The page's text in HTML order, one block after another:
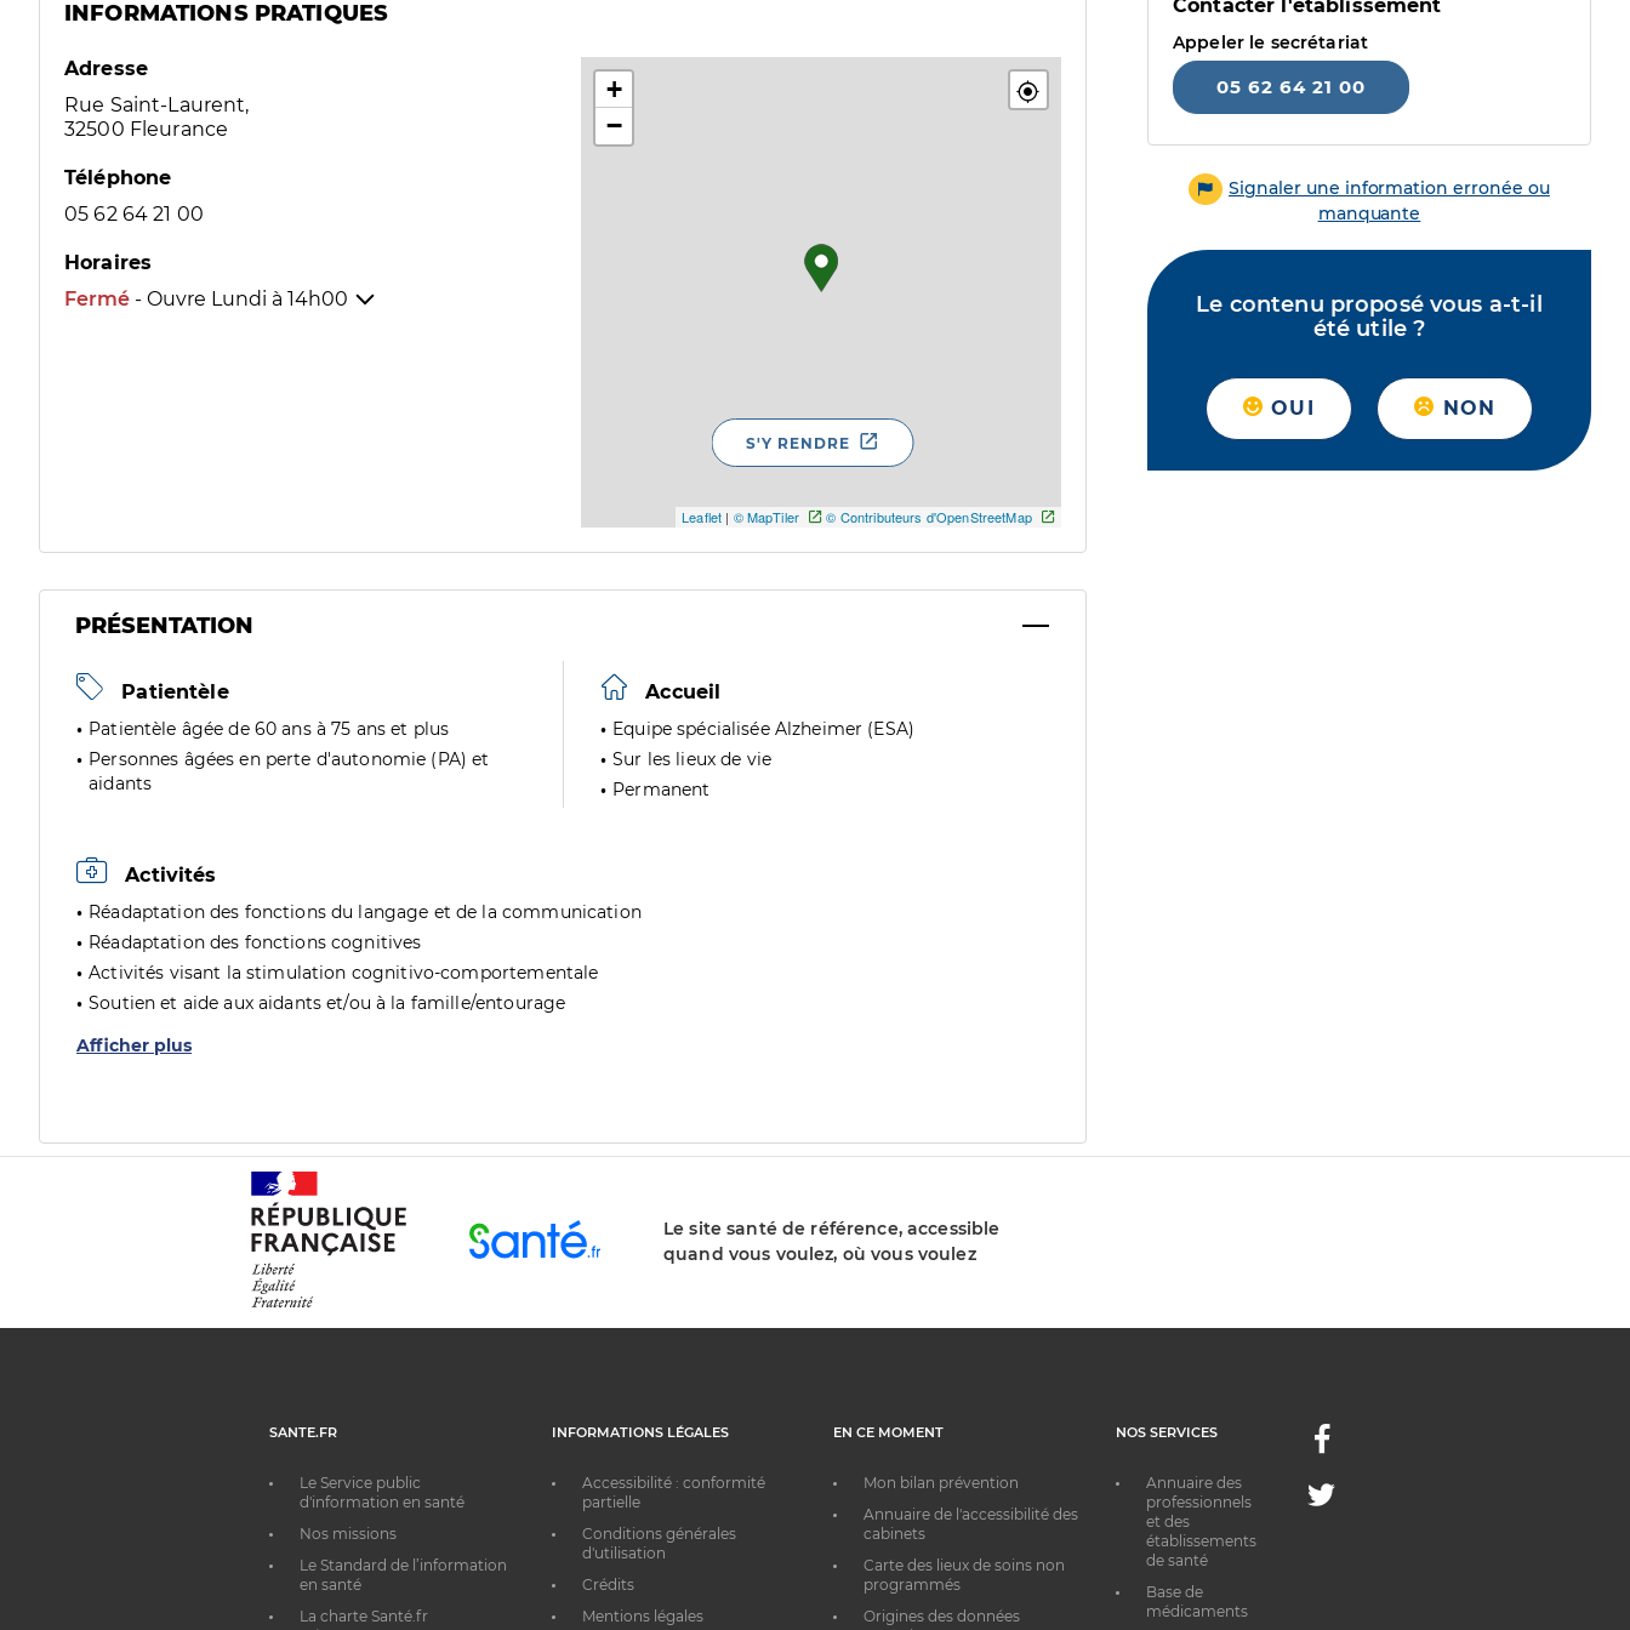
INFORMATIONS PRATIQUES
Adresse
Rue Saint-Laurent,
32500 Fleurance
Téléphone
05 62 64 21 00
Horaires
Fermé - Ouvre Lundi à 14h00
+
−
Leaflet | © MapTiler © Contributeurs d'OpenStreetMap
S'Y RENDRE
PRÉSENTATION
Patientèle
Patientèle âgée de 60 ans à 75 ans et plus
Personnes âgées en perte d'autonomie (PA) et
aidants
Accueil
Equipe spécialisée Alzheimer (ESA)
Sur les lieux de vie
Permanent
Activités
Réadaptation des fonctions du langage et de la communication
Réadaptation des fonctions cognitives
Activités visant la stimulation cognitivo-comportementale
Soutien et aide aux aidants et/ou à la famille/entourage
Afficher plus
Contacter l'établissement
Appeler le secrétariat
05 62 64 21 00
Signaler une information erronée ou
manquante
Le contenu proposé vous a-t-il
été utile ?
OUI NON
Le site santé de référence, accessible
quand vous voulez, où vous voulez
SANTE.FR
Le Service public
d'information en santé
Nos missions
Le Standard de l’information
en santé
La charte Santé.fr
INFORMATIONS LÉGALES
Accessibilité : conformité
partielle
Conditions générales
d'utilisation
Crédits
Mentions légales
EN CE MOMENT
Mon bilan prévention
Annuaire de l'accessibilité des
cabinets
Carte des lieux de soins non
programmés
Origines des données
NOS SERVICES
Annuaire des
professionnels
et des
établissements
de santé
Base de
médicaments
Facebook
Twitter